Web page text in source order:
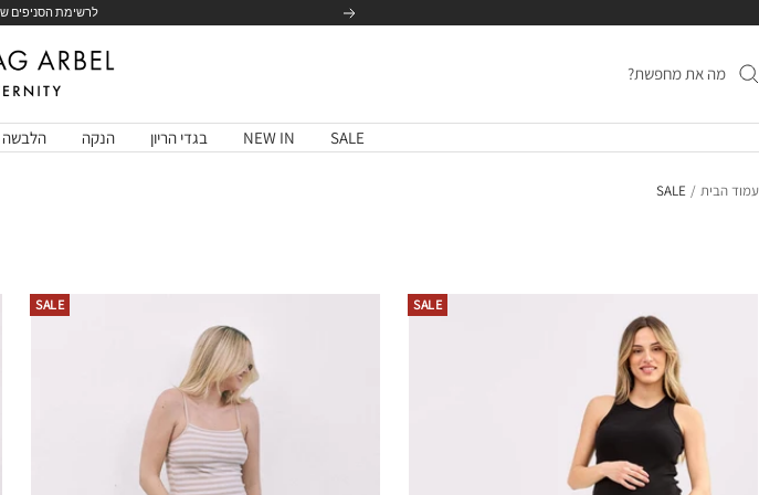
הקודם לרשימת הסניפים
Avishag
SALE
NEW IN בגדי הריון הנקה הלבשה
עמוד הבית SALE
SALE
SALE